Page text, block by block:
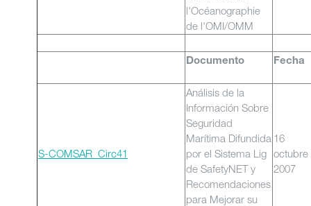
l'Océanographie
de l'OMI/OMM
Documento Fecha
S-COMSAR_Circ41
Análisis de la
Información Sobre
Seguridad
Marítima Difundida
por el Sistema Lig
de SafetyNET y
Recomendaciones
para Mejorar su
16
octubre
2007